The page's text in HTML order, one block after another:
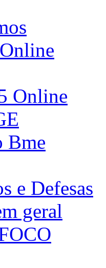
Online
Bme
e Defesas
geral